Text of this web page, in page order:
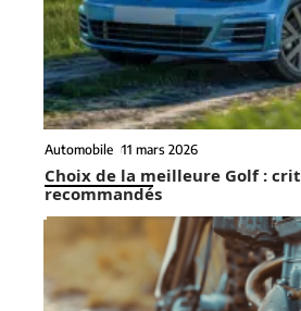
Automobile 11 mars 2026
Choix de la meilleure Golf :
recommandés